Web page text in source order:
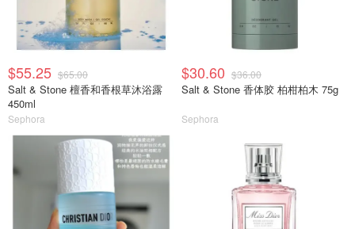
$55.25 $65.00
Salt & Stone 檀香和香根草沐浴露
450ml
Sephora
$30.60 $36.00
Salt & Stone 香体胶 柏柑柏木 75g
Sephora